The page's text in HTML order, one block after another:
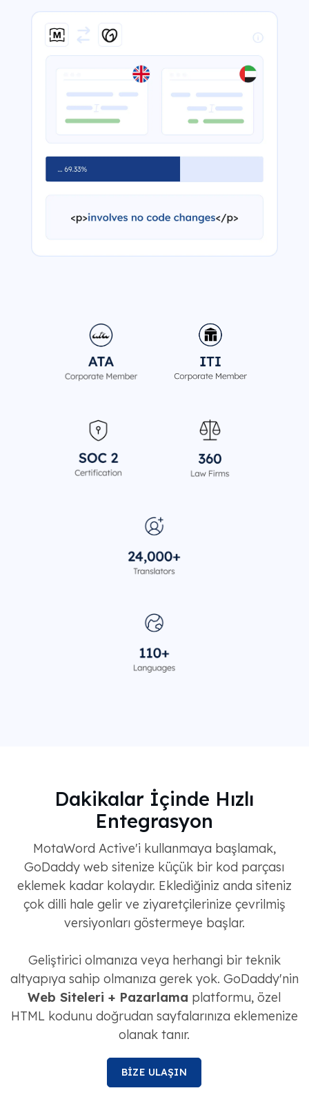
Dakikalar İçinde Hızlı
Entegrasyon
MotaWord Active'i kullanmaya başlamak,
GoDaddy web sitenize küçük bir kod parçası
eklemek kadar kolaydır. Eklediğiniz anda siteniz
çok dilli hale gelir ve ziyaretçilerinize çevrilmiş
versiyonları göstermeye başlar.
Geliştirici olmanıza veya herhangi bir teknik
altyapıya sahip olmanıza gerek yok. GoDaddy'nin
Web Siteleri + Pazarlama platformu, özel
HTML kodunu doğrudan sayfalarınıza eklemenize
olanak tanır.
BİZE ULAŞIN